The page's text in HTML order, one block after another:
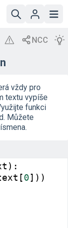
vždy pro
textu vypíše
funkci
Můžete
):
[0]))